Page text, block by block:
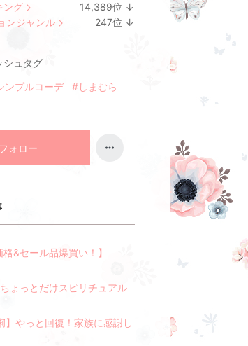
ング 14,389位 ↓
ンジャンル 247位 ↓
シュタグ
ンプルコーデ #しまむら
フォロー
格&セール品爆買い！】
ょっとだけスピリチュアル
】やっと回復！家族に感謝し